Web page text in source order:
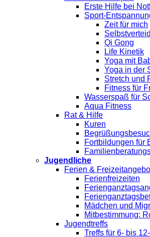
Erste Hilfe bei
Sport-
Zeit für mich
Qi Gong
Life Kinetik
Yoga mit
Yoga in der
Stretch und
Fitness für
Wasserspaß für
Aqua Fitness
Rat & Hilfe
Kuren
Fortbildungen für
Jugendliche
Ferien &
Ferienfreizeiten
Mädchen und
Mitbestimmung:
Jugendtreffs
Treffs für 6- bis